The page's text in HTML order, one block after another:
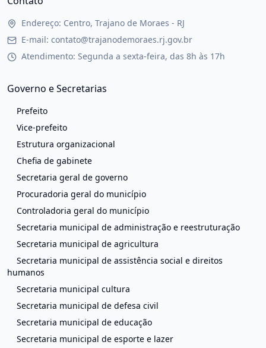
Endereço: Centro, Trajano de Moraes - RJ
E-mail: contato@trajanodemoraes.rj.gov.br
Atendimento: Segunda a sexta-feira, das 8h às 17h
Governo e Secretarias
Prefeito
Vice-prefeito
Estrutura organizacional
Chefia de gabinete
Secretaria geral de governo
Procuradoria geral do município
Controladoria geral do município
Secretaria municipal de administração e reestruturação
Secretaria municipal de agricultura
Secretaria municipal de assistência social e direitos
humanos
Secretaria municipal cultura
Secretaria municipal de defesa civil
Secretaria municipal de educação
Secretaria municipal de esporte e lazer